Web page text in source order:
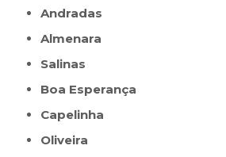
Andradas
Almenara
Salinas
Boa Esperança
Capelinha
Oliveira